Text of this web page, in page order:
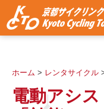
ホーム > レンタサイクル
電動アシ